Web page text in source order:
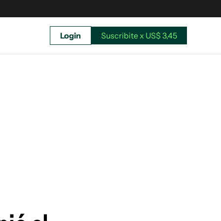
Login Suscribite x US$ 3,45